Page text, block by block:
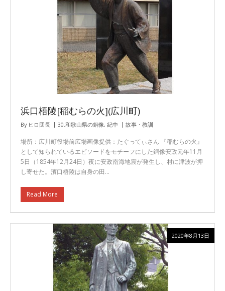
浜口梧陵[稲むらの火](広川町)
By ヒロ団長 30.和歌山県の銅像, 紀中 故事・教訓
場所：広川町役場前広場画像提供：たぐってぃさん 『稲むらの火』
として知られているエピソードをモチーフにした銅像安政元年11月
5日（1854年12月24日）夜に安政南海地震が発生し、村に津波が押
し寄せた。濱口梧陵は自身の田…
Read More
2020年8月13日